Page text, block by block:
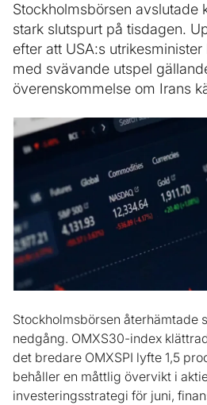
Stockholmsbörsen avslutade
stark slutspurt på tisdagen.
efter att USA:s
med svävande utspel
överenskommelse om Irans
Stockholmsbörsen återhämtade
nedgång. OMXS30-index
det bredare OMXSPI lyfte 1,5
behåller en måttlig övervikt i
investeringsstrategi för juni,